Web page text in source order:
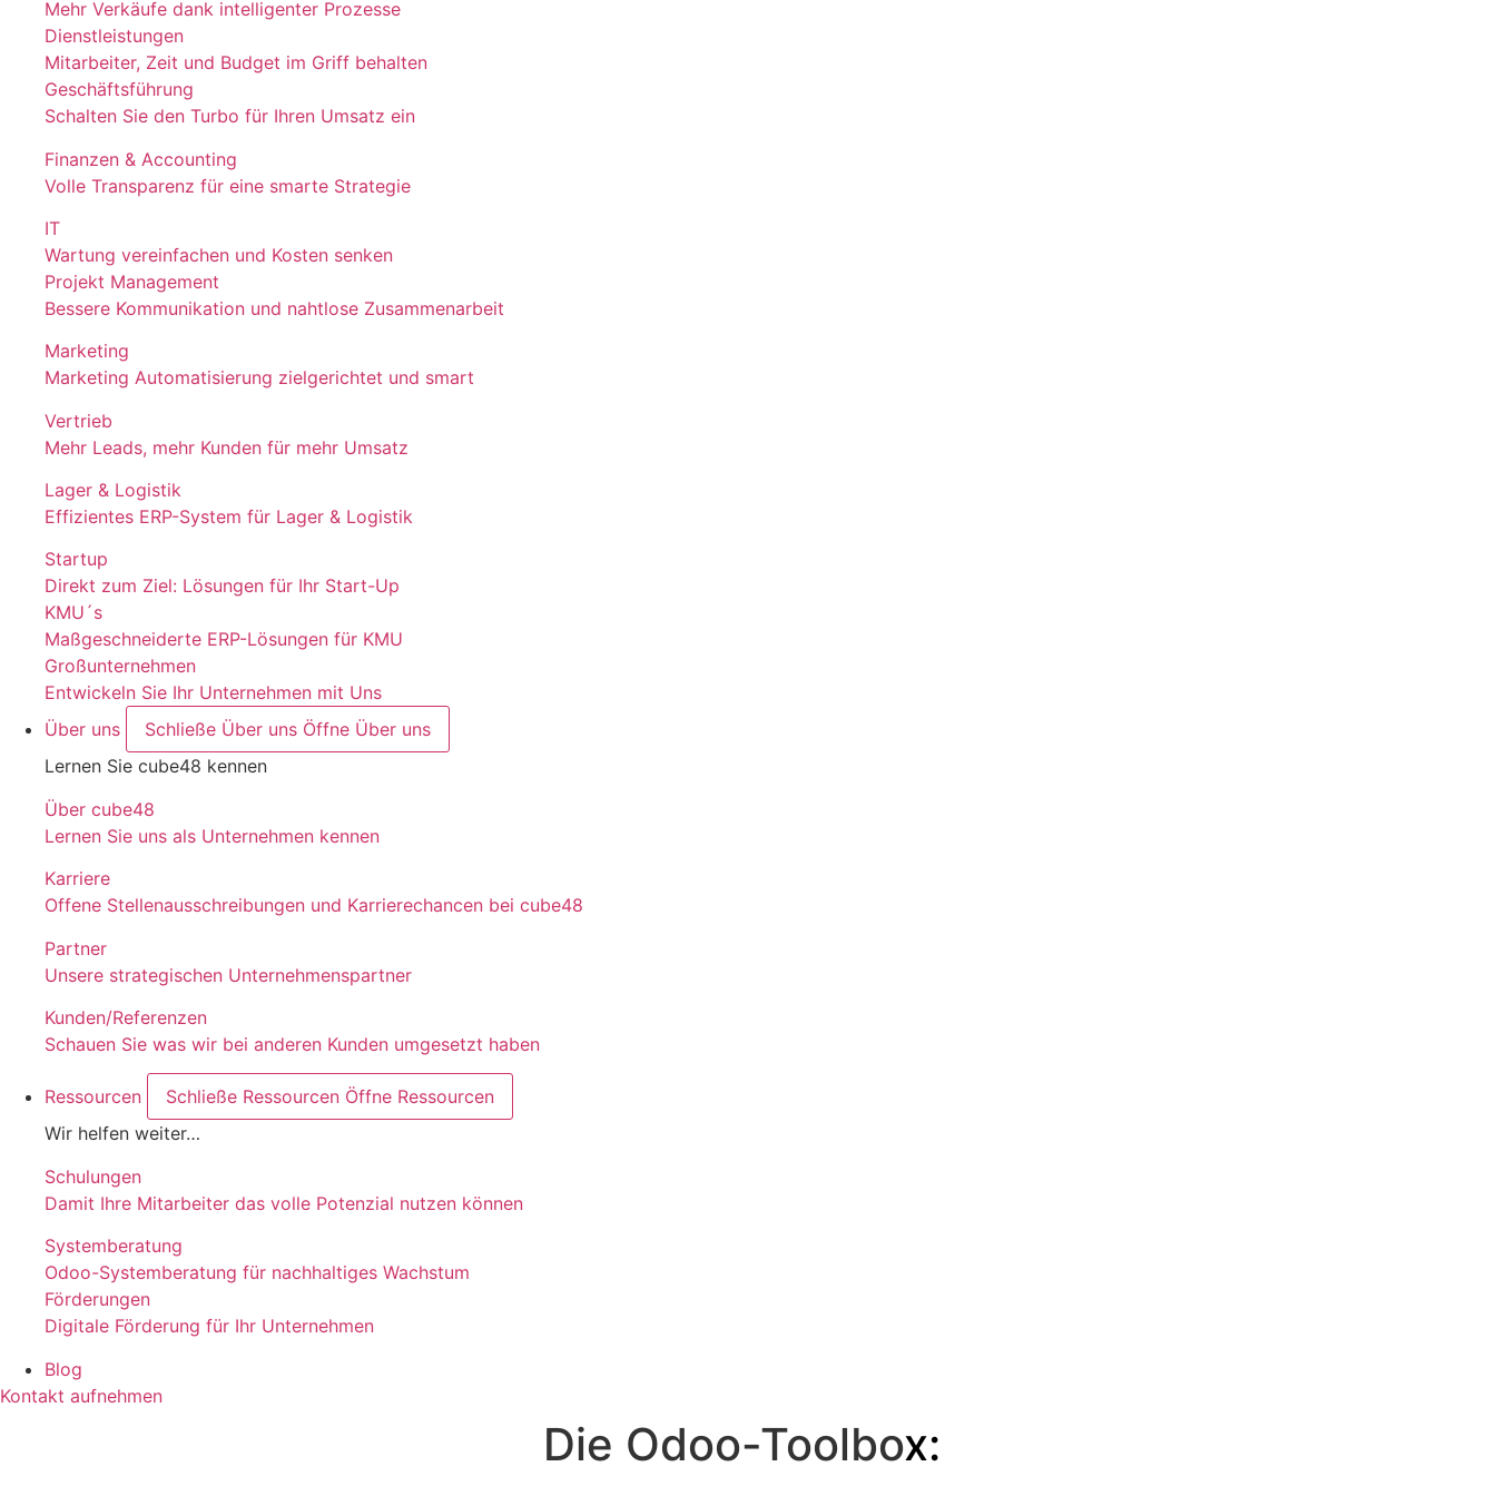
Mehr Verkäufe dank intelligenter Prozesse
Dienstleistungen
Mitarbeiter, Zeit und Budget im Griff behalten
Geschäftsführung
Schalten Sie den Turbo für Ihren Umsatz ein
Finanzen & Accounting
Volle Transparenz für eine smarte Strategie
IT
Wartung vereinfachen und Kosten senken
Projekt Management
Bessere Kommunikation und nahtlose Zusammenarbeit
Marketing
Marketing Automatisierung zielgerichtet und smart
Vertrieb
Mehr Leads, mehr Kunden für mehr Umsatz
Lager & Logistik
Effizientes ERP-System für Lager & Logistik
Startup
Direkt zum Ziel: Lösungen für Ihr Start-Up
KMU´s
Maßgeschneiderte ERP-Lösungen für KMU
Großunternehmen
Entwickeln Sie Ihr Unternehmen mit Uns
Über uns
Schließe Über uns Öffne Über uns
Lernen Sie cube48 kennen
Über cube48
Lernen Sie uns als Unternehmen kennen
Karriere
Offene Stellenausschreibungen und Karrierechancen bei cube48
Partner
Unsere strategischen Unternehmenspartner
Kunden/Referenzen
Schauen Sie was wir bei anderen Kunden umgesetzt haben
Ressourcen Schließe Ressourcen Öffne Ressourcen
Wir helfen weiter…
Schulungen
Damit Ihre Mitarbeiter das volle Potenzial nutzen können
Systemberatung
Odoo-Systemberatung für nachhaltiges Wachstum
Förderungen
Digitale Förderung für Ihr Unternehmen
Blog
Kontakt aufnehmen
Die Odoo-Toolbox: